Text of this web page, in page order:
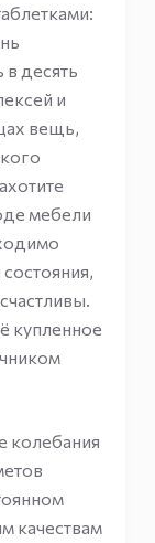
в десять
и
вещь,
мебели
купленное
колебания
качествам